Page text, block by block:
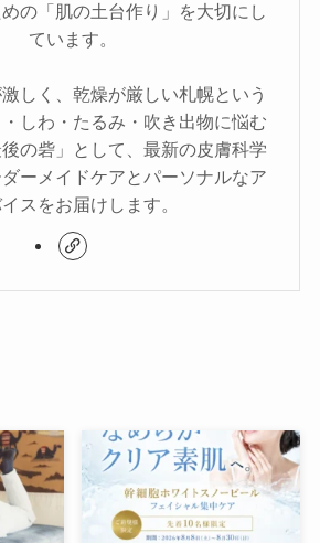
の「肌の土台作り」を大切にし
ています。
しく、乾燥が厳しい札幌という
しわ・たるみ・吹き出物に悩む
の砦」として、最新の皮膚科学
ーメイドケアとパーソナルなア
イスをお届けします。